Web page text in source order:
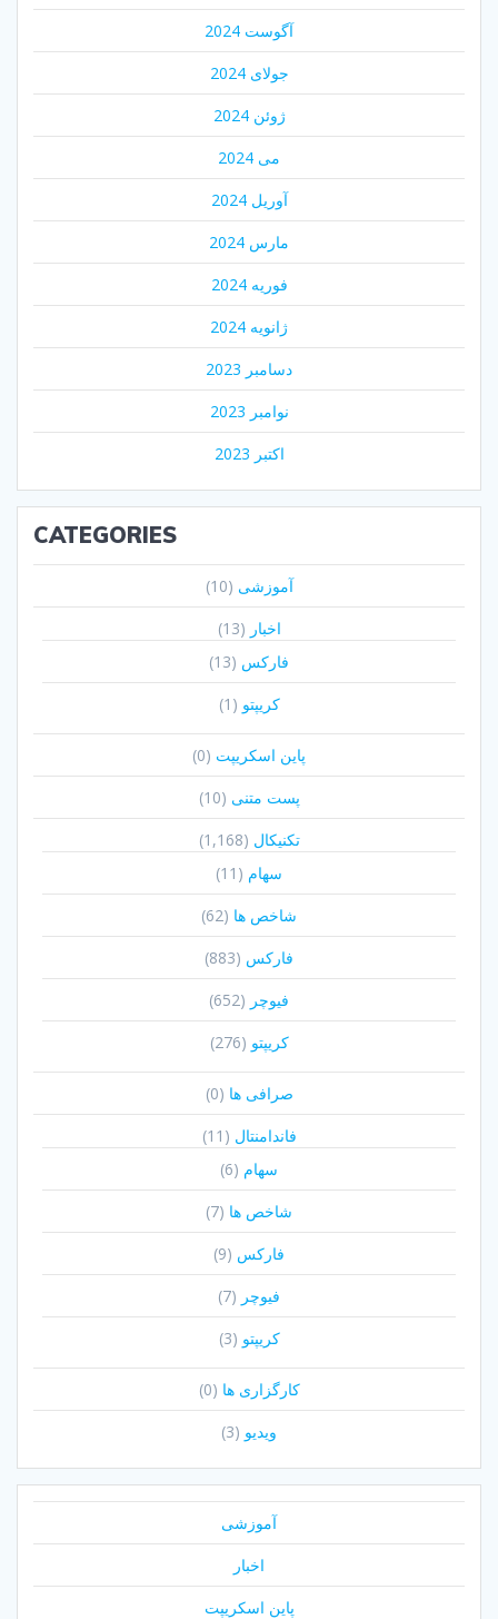
آگوست 2024
جولای 2024
ژوئن 2024
می 2024
آوریل 2024
مارس 2024
فوریه 2024
ژانویه 2024
دسامبر 2023
نوامبر 2023
اکتبر 2023
CATEGORIES
آموزشی (10)
اخبار (13)
فارکس (13)
کریپتو (1)
پاین اسکریپت (0)
پست متنی (10)
تکنیکال (1,168)
سهام (11)
شاخص ها (62)
فارکس (883)
فیوچر (652)
کریپتو (276)
صرافی ها (0)
فاندامنتال (11)
سهام (6)
شاخص ها (7)
فارکس (9)
فیوچر (7)
کریپتو (3)
کارگزاری ها (0)
ویدیو (3)
آموزشی
اخبار
پاین اسکریپت